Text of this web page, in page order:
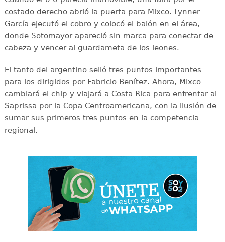
costado derecho abrió la puerta para Mixco. Lynner
García ejecutó el cobro y colocó el balón en el área,
donde Sotomayor apareció sin marca para conectar de
cabeza y vencer al guardameta de los leones.
El tanto del argentino selló tres puntos importantes
para los dirigidos por Fabricio Benítez. Ahora, Mixco
cambiará el chip y viajará a Costa Rica para enfrentar al
Saprissa por la Copa Centroamericana, con la ilusión de
sumar sus primeros tres puntos en la competencia
regional.